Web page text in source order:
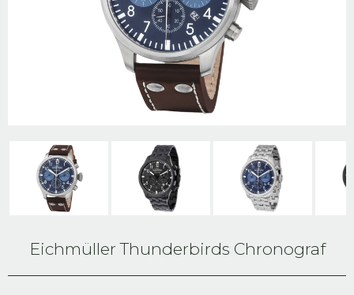
Eichmüller Thunderbirds Chronograf